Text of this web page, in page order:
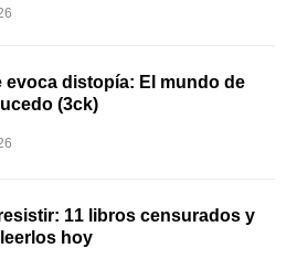
evoca distopía: El mundo de
(3ck)
11 libros censurados y
hoy